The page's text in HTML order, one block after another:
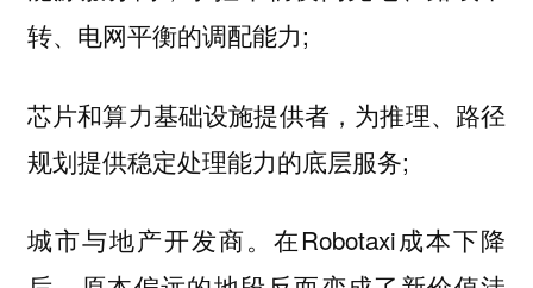
转、电网平衡的调配能力;
芯片和算力基础设施提供者，为推理、路径
规划提供稳定处理能力的底层服务;
城市与地产开发商。在Robotaxi成本下降